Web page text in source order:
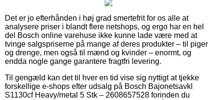
Det er jo efterhånden i høj grad smertefrit for os alle at
analysere priser i blandt flere netshops, og ergo har en hel
del Bosch online varehuse ikke kunne lade være med at
tvinge salgspriserne på mange af deres produkter – til piger
og drenge, men også til mænd og kvinder – enormt, og
endda nogle gange garantere fragtfri levering.
Til gengæld kan det til hver en tid vise sig nyttigt at tjekke
forskellige e-shops efter udsalg på Bosch Bajonetsavkl
S1130cf Heavy/metal 5 Stk – 2608657528 forinden du